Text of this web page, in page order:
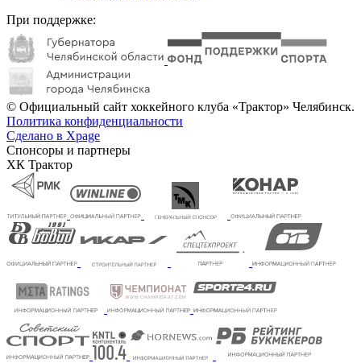
При поддержке:
© Официальный сайт хоккейного клуба «Трактор» Челябинск.
Политика конфиденциальности
Сделано в Xpage
Спонсоры и партнеры
ХК Трактор